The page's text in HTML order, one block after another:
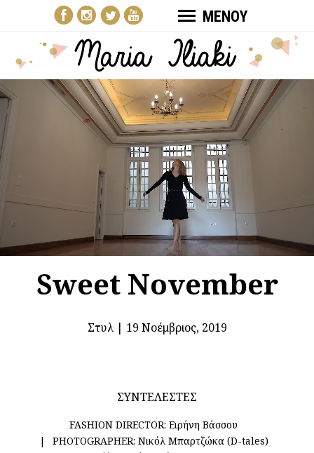
ΜΕΝΟΥ
Sweet November
Στυλ| 19 Νοέμβριος, 2019
ΣΥΝΤΕΛΕΣΤΕΣ
FASHION DIRECTOR: Ειρήνη Βάσσου
PHOTOGRAPHER: Νικόλ Μπαρτζώκα (D-tales)